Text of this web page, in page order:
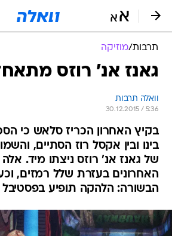
תרבות/מוזיקה
גאנז אנ' רוזס
וואלה תרבות
30.12.2015 / 5:36
בקיץ האחרון הכריז סלאש כי
בינו ובין אקסל רוז הסתיים,
של גאנז אנ' רוזס ניצתו מיד. אלה
האחרונים בעזרת שלל רמזים,
הבשורה: הלהקה תופיע